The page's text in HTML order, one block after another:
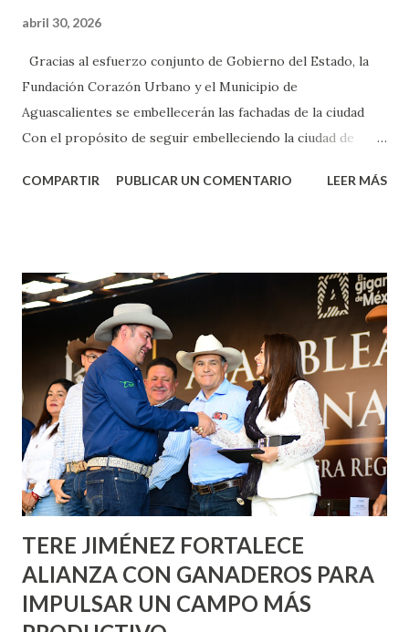
abril 30, 2026
Gracias al esfuerzo conjunto de Gobierno del Estado, la
Fundación Corazón Urbano y el Municipio de
Aguascalientes se embellecerán las fachadas de la ciudad
Con el propósito de seguir embelleciendo la ciudad de
municipal, Leo Montañez dio inicio al programa
Corazón Urbano y el Municipio capital. Leo Montañez
informó que en este programa se usarán cerca de 90 mil
metros cuadrados de pintura, para dar inicio en la calle
Nieto, entre Jesús F. Elizondo y la calle 22 de Octubre, con
lo que se aplicará pintura en 66 casas. Posteriormente se
llevará este programa a Villas de Nuestra Señora de la
Asunción, Avenida Alameda y Decreto 27 de Septiembre, en
los edificios FOVISSSTE Ojo de Agua, en la comunidad
Norias de Paso Hondo y en los edificios de...
COMPARTIR PUBLICAR UN COMENTARIO LEER MÁS
TERE JIMÉNEZ FORTALECE
ALIANZA CON GANADEROS PARA
IMPULSAR UN CAMPO MÁS